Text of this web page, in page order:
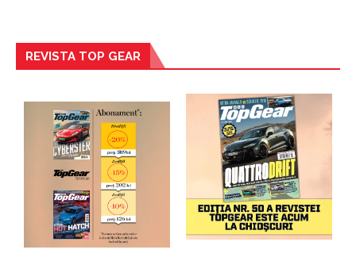
REVISTA TOP GEAR